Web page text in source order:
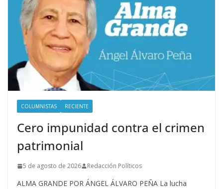
COLUMNISTAS RECIENTE
Cero impunidad contra el crimen
patrimonial
5 de agosto de 2026 Redacción Políticos
ALMA GRANDE POR ÁNGEL ÁLVARO PEÑA La lucha